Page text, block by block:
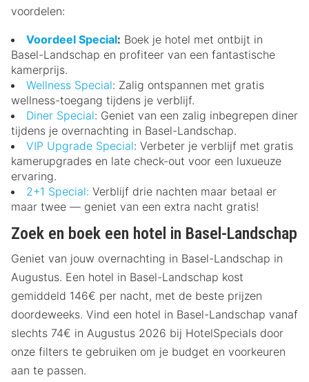
voordelen:
Voordeel Special: Boek je hotel met ontbijt in
Basel-Landschap en profiteer van een fantastische
kamerprijs.
Wellness Special: Zalig ontspannen met gratis
wellness-toegang tijdens je verblijf.
Diner Special: Geniet van een zalig inbegrepen diner
tijdens je overnachting in Basel-Landschap.
VIP Upgrade Special: Verbeter je verblijf met gratis
kamerupgrades en late check-out voor een luxueuze
ervaring.
2+1 Special: Verblijf drie nachten maar betaal er
maar twee — geniet van een extra nacht gratis!
Zoek en boek een hotel in Basel-Landschap
Geniet van jouw overnachting in Basel-Landschap in
Augustus. Een hotel in Basel-Landschap kost
gemiddeld 146€ per nacht, met de beste prijzen
doordeweeks. Vind een hotel in Basel-Landschap vanaf
slechts 74€ in Augustus 2026 bij HotelSpecials door
onze filters te gebruiken om je budget en voorkeuren
aan te passen.